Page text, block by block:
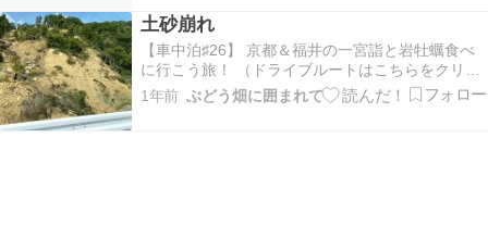
はないかな回数券買いたいくらい白鳥町侮…
土砂崩れ
【車中泊♯26】 京都＆福井の一宮詣と岩牡蠣食べ
に行こう旅！ （ドライブルートはこちらをクリッ
ク！）ドライブ途中すっごい土砂崩れの箇所がな
んかすごかったです道は新しく作られたのかな？
1年前 ぶどう畑に囲まれて